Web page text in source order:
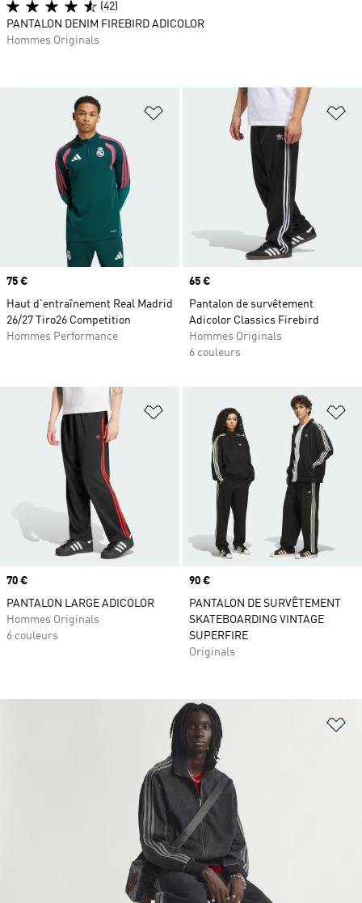
Ajouter à la Liste de produits
Prix
75 €
Haut d'entraînement Real Madrid
26/27 Tiro26 Competition
Hommes Performance
Prix
65 €
Pantalon de survêtement
Adicolor Classics Firebird
Hommes Originals
6 couleurs
Ajouter à la Liste de produits
Prix
70 €
PANTALON LARGE ADICOLOR
Hommes Originals
6 couleurs
Prix
90 €
PANTALON DE SURVÊTEMENT
SKATEBOARDING VINTAGE
SUPERFIRE
Originals
(42)
PANTALON DENIM FIREBIRD ADICOLOR
Hommes Originals